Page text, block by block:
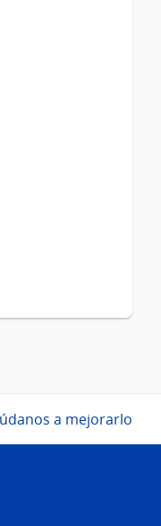
a mejorarlo